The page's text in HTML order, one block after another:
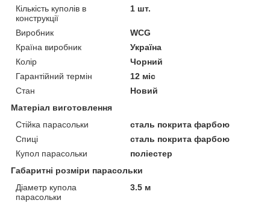
Кількість куполів в
конструкції
1 шт.
Виробник
WCG
Країна виробник
Україна
Колір
Чорний
Гарантійний термін
12 міс
Стан
Новий
Матеріал виготовлення
Стійка парасольки
сталь покрита фарбою
Спиці
сталь покрита фарбою
Купол парасольки
поліестер
Габаритні розміри парасольки
Діаметр купола
парасольки
3.5 м